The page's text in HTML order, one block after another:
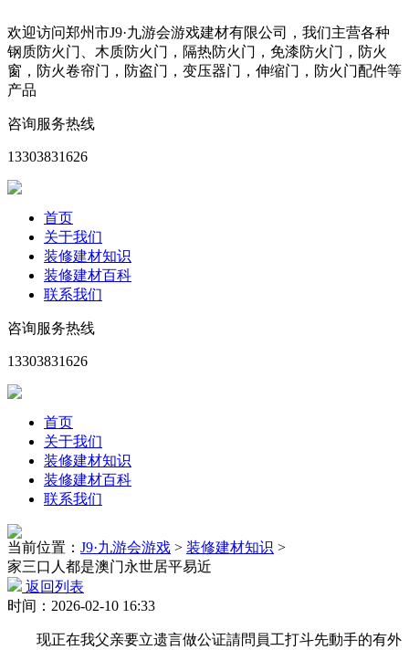
欢迎访问郑州市J9·九游会游戏建材有限公司，我们主营各种
钢质防火门、木质防火门，隔热防火门，免漆防火门，防火
窗，防火卷帘门，防盗门，变压器门，伸缩门，防火门配件等
产品
咨询服务热线
13303831626
首页
关于我们
装修建材知识
装修建材百科
联系我们
咨询服务热线
13303831626
首页
关于我们
装修建材知识
装修建材百科
联系我们
当前位置： J9·九游会游戏 > 装修建材知识 >
家三口人都是澳门永世居平易近
返回列表
时间：2026-02-10 16:33
现正在我父亲要立遗言做公证請問員工打斗先動手的有外